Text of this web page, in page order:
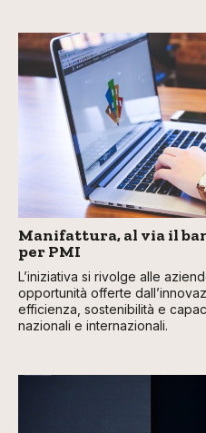
Manifattura, al via il
per PMI
L’iniziativa si rivolge alle
opportunità offerte
efficienza, sostenibilità e
nazionali e internazionali.